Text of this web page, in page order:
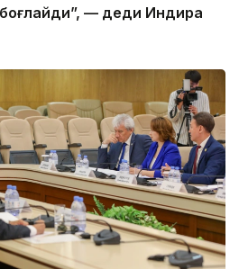
— деди Индира